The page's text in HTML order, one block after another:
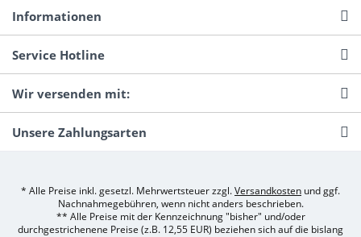
Informationen
Service Hotline
Wir versenden mit:
Unsere Zahlungsarten
* Alle Preise inkl. gesetzl. Mehrwertsteuer zzgl.Versandkosten und ggf.
Nachnahmegebühren, wenn nicht anders beschrieben.
** Alle Preise mit der Kennzeichnung "bisher" und/oder
durchgestrichenene Preise (z.B. 12,55 EUR) beziehen sich auf die bislang